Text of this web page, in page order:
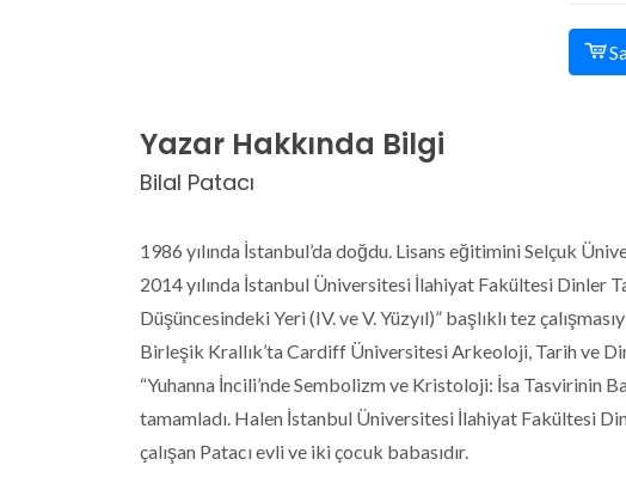
Yazar Hakkında Bilgi
Bilal Patacı
1986 yılında İstanbul’da doğdu. Lisans eğitimini Selçuk
2014 yılında İstanbul Üniversitesi İlahiyat Fakültesi Dinler
Düşüncesindeki Yeri (IV. ve V. Yüzyıl)” başlıklı tez
Birleşik Krallık’ta Cardiff Üniversitesi Arkeoloji, Tarih ve
“Yuhanna İncili’nde Sembolizm ve Kristoloji: İsa Tasvirinin
tamamladı. Halen İstanbul Üniversitesi İlahiyat Fakültesi
çalışan Patacı evli ve iki çocuk babasıdır.